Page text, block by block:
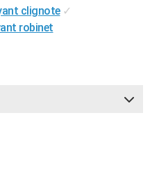
clignote ✓
robinet